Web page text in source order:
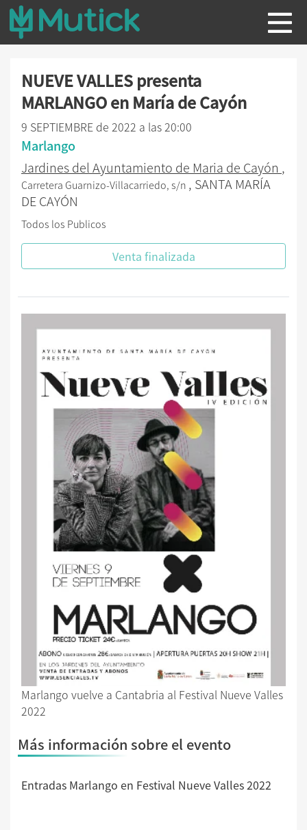
NUEVE VALLES presenta
MARLANGO en María de Cayón
9 SEPTIEMBRE de 2022 a las 20:00
Marlango
Jardines del Ayuntamiento de Maria de Cayón ,
Carretera Guarnizo-Villacarriedo, s/n , SANTA MARÍA
DE CAYÓN
Todos los Publicos
Venta finalizada
Marlango vuelve a Cantabria al Festival Nueve Valles
2022
Más información sobre el evento
Entradas Marlango en Festival Nueve Valles 2022